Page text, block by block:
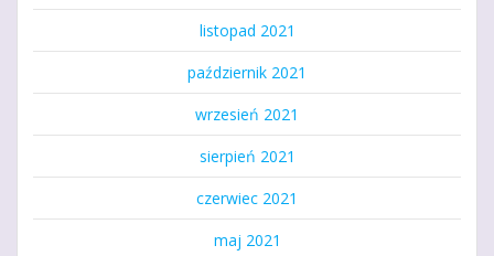
listopad 2021
październik 2021
wrzesień 2021
sierpień 2021
czerwiec 2021
maj 2021